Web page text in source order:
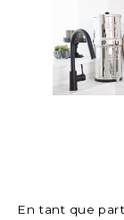
En tant que